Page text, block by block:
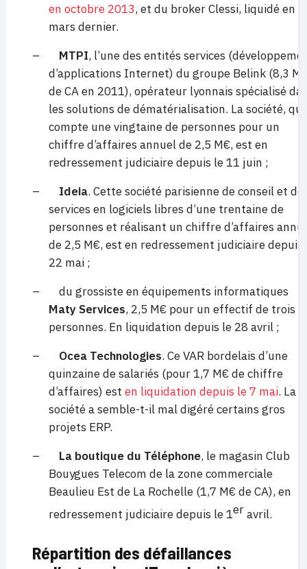
en octobre 2013, et du broker Clessi, liquidé en
mars dernier.
– MTPI, l’une des entités services
d’applications Internet) du groupe Belink (8,3
de CA en 2011), opérateur lyonnais spécialisé
les solutions de dématérialisation. La société, qui
compte une vingtaine de personnes pour un
chiffre d’affaires annuel de 2,5 M€, est en
redressement judiciaire depuis le 11 juin ;
– Ideia. Cette société parisienne de conseil et de
services en logiciels libres d’une trentaine de
personnes et réalisant un chiffre d’affaires
de 2,5 M€, est en redressement judiciaire depuis
22 mai ;
– du grossiste en équipements informatiques
Maty Services, 2,5 M€ pour un effectif de trois
personnes. En liquidation depuis le 28 avril ;
– Ocea Technologies. Ce VAR bordelais d’une
quinzaine de salariés (pour 1,7 M€ de chiffre
d’affaires) est en liquidation depuis le 7 mai. La
société a semble-t-il mal digéré certains gros
projets ERP.
– La boutique du Téléphone, le magasin Club
Bouygues Telecom de la zone commerciale
Beaulieu Est de La Rochelle (1,7 M€ de CA), en
redressement judiciaire depuis le 1eravril.
Répartition des défaillances